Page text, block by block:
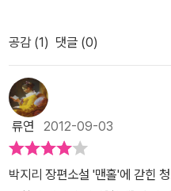
그토록 두려워하고 경멸하던 폭
오하던 아버지의 이름을 빌려서
다. 시설에서 돌아온 ‘나’는 집에서도 완전한 불청객이 된다. 내 죄를
감추기 위해 쓴 캡 모자는 나 자신
체류 허가도 없이 남의 땅에 들
재하지 않는 그런 애매한 구멍에
맨홀 구멍은 사람들이 막아 버
저히 막을 수 없을 것 같다. 작가가「작가의 말」에서도 밝혔듯이, 어쩌
하고, 누나는 집을 나가는 것으
공에게는 그 상황에서 자신을 놓
넣는 길밖에는 남는 방법이 없
으로는 성실하지만 그 내면에 있
있는 주인공을 남들은 이해할 수
해할 수 없다. 매번 후회하고 반
막상 현실에 닥쳐서는 예전과 같
비슷한 행동을 하는 자신을 발
주인공이 한순간 가해자가 되
이면에도 이런 악순환의 고리가
는 건 아니다. 오히려 상처받은
수 있게 심리치료를 먼저 해야
모님이나 선생님, 심리학을 공부
들께 일독을 권한다. 특히 가정
폭력에 저항하지 못한 경험을
아버지를 증오하는 것이 어린 소
없었던 소년에게 가정이라는 울
몽이었다. 아버지의 폭력을 피해
로관만이 이 소년에게 안정을
받아야 할 나이에 집이 가장 공
소년의 마음이 전해져 가슴이
느날 훌쩍 커버렸다. 둘만의 안
고, 어머니를 죽이고 아니면 둘
드러내놓지 않으려 하는 상처를
격하는 한마리의 사나운 짐승처
법도 문제해결력도 배우지 못한
해자인 아버지를 용서하기위해
하는지 전혀 이해가 되지 않는
고 어두운 유년시절의 구멍을
길이 닿지 않는 곳에 위치한 <맨
는 행위와 가깝다. 이처럼 <맨
체에 입힌 것처럼 어둠만을 보여
개인적으로 인간이란 존재는 이
곡차곡 쌓아두었다가 일부러 그
는 편이다.우연하게 찾아온 비슷
시 떠오르고 말 뿐……. 그러므로
공감 (1) 댓글 (0)
류연 2012-09-03
박지리 장편소설 '맨홀'에 갇힌